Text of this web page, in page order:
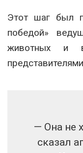
Этот шаг был
победой»
животных и
— Она не
сказал